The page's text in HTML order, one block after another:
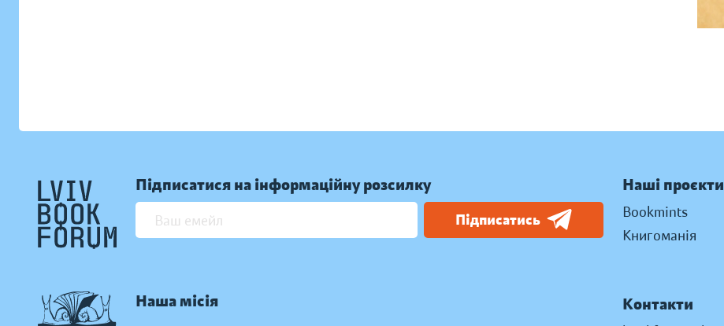
Підписатися на інформаційну розсилку
Підписатись
Наша місія
Наші проєкти
Bookmints
Книгоманія
Контакти